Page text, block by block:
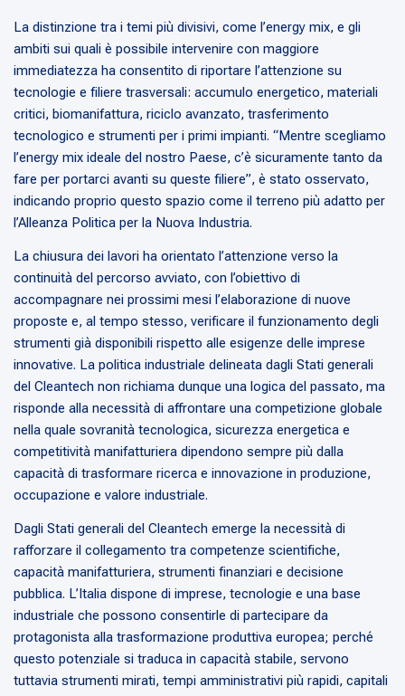
La distinzione tra i temi più divisivi, come l’energy mix, e gli
ambiti sui quali è possibile intervenire con maggiore
immediatezza ha consentito di riportare l’attenzione su
tecnologie e filiere trasversali: accumulo energetico, materiali
critici, biomanifattura, riciclo avanzato, trasferimento
tecnologico e strumenti per i primi impianti. “Mentre scegliamo
l’energy mix ideale del nostro Paese, c’è sicuramente tanto da
fare per portarci avanti su queste filiere”, è stato osservato,
indicando proprio questo spazio come il terreno più adatto per
l’Alleanza Politica per la Nuova Industria.
La chiusura dei lavori ha orientato l’attenzione verso la
continuità del percorso avviato, con l’obiettivo di
accompagnare nei prossimi mesi l’elaborazione di nuove
proposte e, al tempo stesso, verificare il funzionamento degli
strumenti già disponibili rispetto alle esigenze delle imprese
innovative. La politica industriale delineata dagli Stati generali
del Cleantech non richiama dunque una logica del passato, ma
risponde alla necessità di affrontare una competizione globale
nella quale sovranità tecnologica, sicurezza energetica e
competitività manifatturiera dipendono sempre più dalla
capacità di trasformare ricerca e innovazione in produzione,
occupazione e valore industriale.
Dagli Stati generali del Cleantech emerge la necessità di
rafforzare il collegamento tra competenze scientifiche,
capacità manifatturiera, strumenti finanziari e decisione
pubblica. L’Italia dispone di imprese, tecnologie e una base
industriale che possono consentirle di partecipare da
protagonista alla trasformazione produttiva europea; perché
questo potenziale si traduca in capacità stabile, servono
tuttavia strumenti mirati, tempi amministrativi più rapidi, capitali